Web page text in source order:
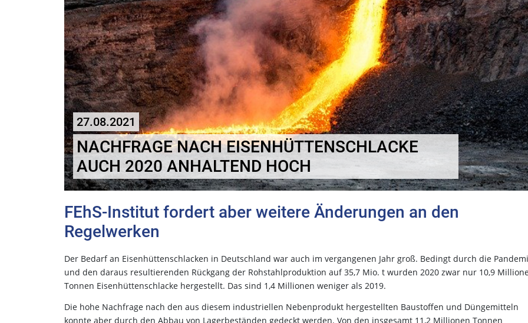
27.08.2021
NACHFRAGE NACH EISENHÜTTENSCHLACKE
AUCH 2020 ANHALTEND HOCH
FEhS-Institut fordert aber weitere Änderungen an den
Regelwerken
Der Bedarf an Eisenhüttenschlacken in Deutschland war auch im vergangenen Jahr groß. Bedingt durch die
und den daraus resultierenden Rückgang der Rohstahlproduktion auf 35,7 Mio. t wurden 2020 zwar nur 10,9
Tonnen Eisenhüttenschlacke hergestellt. Das sind 1,4 Millionen weniger als 2019.
Die hohe Nachfrage nach den aus diesem industriellen Nebenprodukt hergestellten Baustoffen und Düngemitteln
konnte aber durch den Abbau von Lagerbeständen gedeckt werden. Von den insgesamt 11,2 Millionen Tonnen